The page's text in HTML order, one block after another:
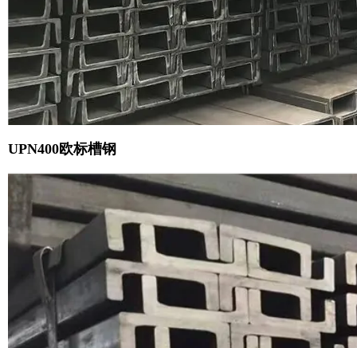
UPN400欧标槽钢